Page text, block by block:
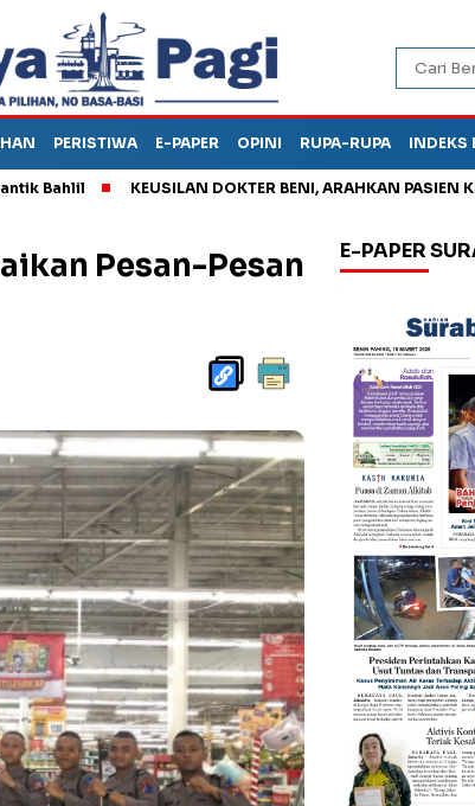
PERISTIWA E-PAPER OPINI RUPA-RUPA INDEKS
KEUSILAN DOKTER BENI, ARAHKAN PASIEN KE
Pesan-Pesan
E-PAPER